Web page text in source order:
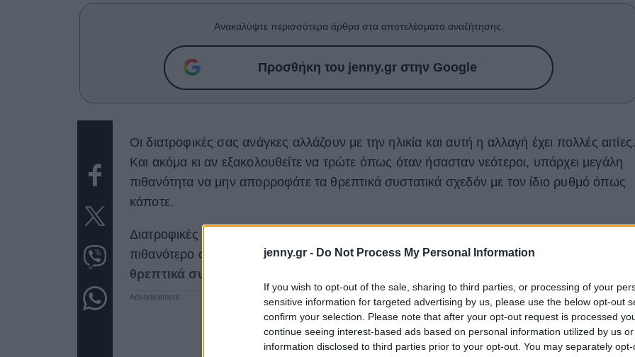
jenny.gr - Do Not Process My Personal Information
If you wish to opt-out of the sale, sharing to third parties, or processing of your
sensitive information for targeted advertising by us, please use the below opt-out
confirm your selection. Please note that after your opt-out request is processed
continue seeing interest-based ads based on personal information utilized by us
information disclosed to third parties prior to your opt-out. You may separately
Ανακαλύψτε περισσότερα άρθρα στα αποτελέσματα αναζήτησης.
Προσθήκη του jenny.gr στην Google
Οι διατροφικές σας ανάγκες αλλάζουν με την ηλικία και αυτή η αλλαγή έχει πολλές αιτίες.
Και ακόμα κι αν εξακολουθείτε να τρώτε όπως όταν ήσασταν νεότεροι, υπάρχει μεγάλη
πιθανότητα να μην απορροφάτε τα θρεπτικά συστατικά σχεδόν με τον ίδιο ρυθμό όπως
κάποτε.
Διατροφικές ανεπάρκειες μπορεί να εμφανιστούν σε οποιαδήποτε ηλικία, αλλά είναι πολύ
πιθανότερο σε ενήλικες ηλικίας 50 ετών και άνω.Γι αυτό παρακάτω θα δείτε τα
θρεπτικά συστατικά που χρειάζεστε εάν είστε άνω των 50.